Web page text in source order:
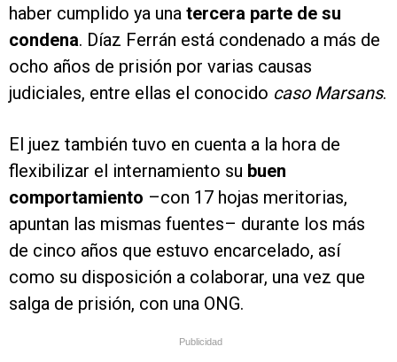
haber cumplido ya una tercera parte de su
condena. Díaz Ferrán está condenado a más de
ocho años de prisión por varias causas
judiciales, entre ellas el conocido caso Marsans.
El juez también tuvo en cuenta a la hora de
flexibilizar el internamiento su buen
comportamiento –con 17 hojas meritorias,
apuntan las mismas fuentes– durante los más
de cinco años que estuvo encarcelado, así
como su disposición a colaborar, una vez que
salga de prisión, con una ONG.
Publicidad